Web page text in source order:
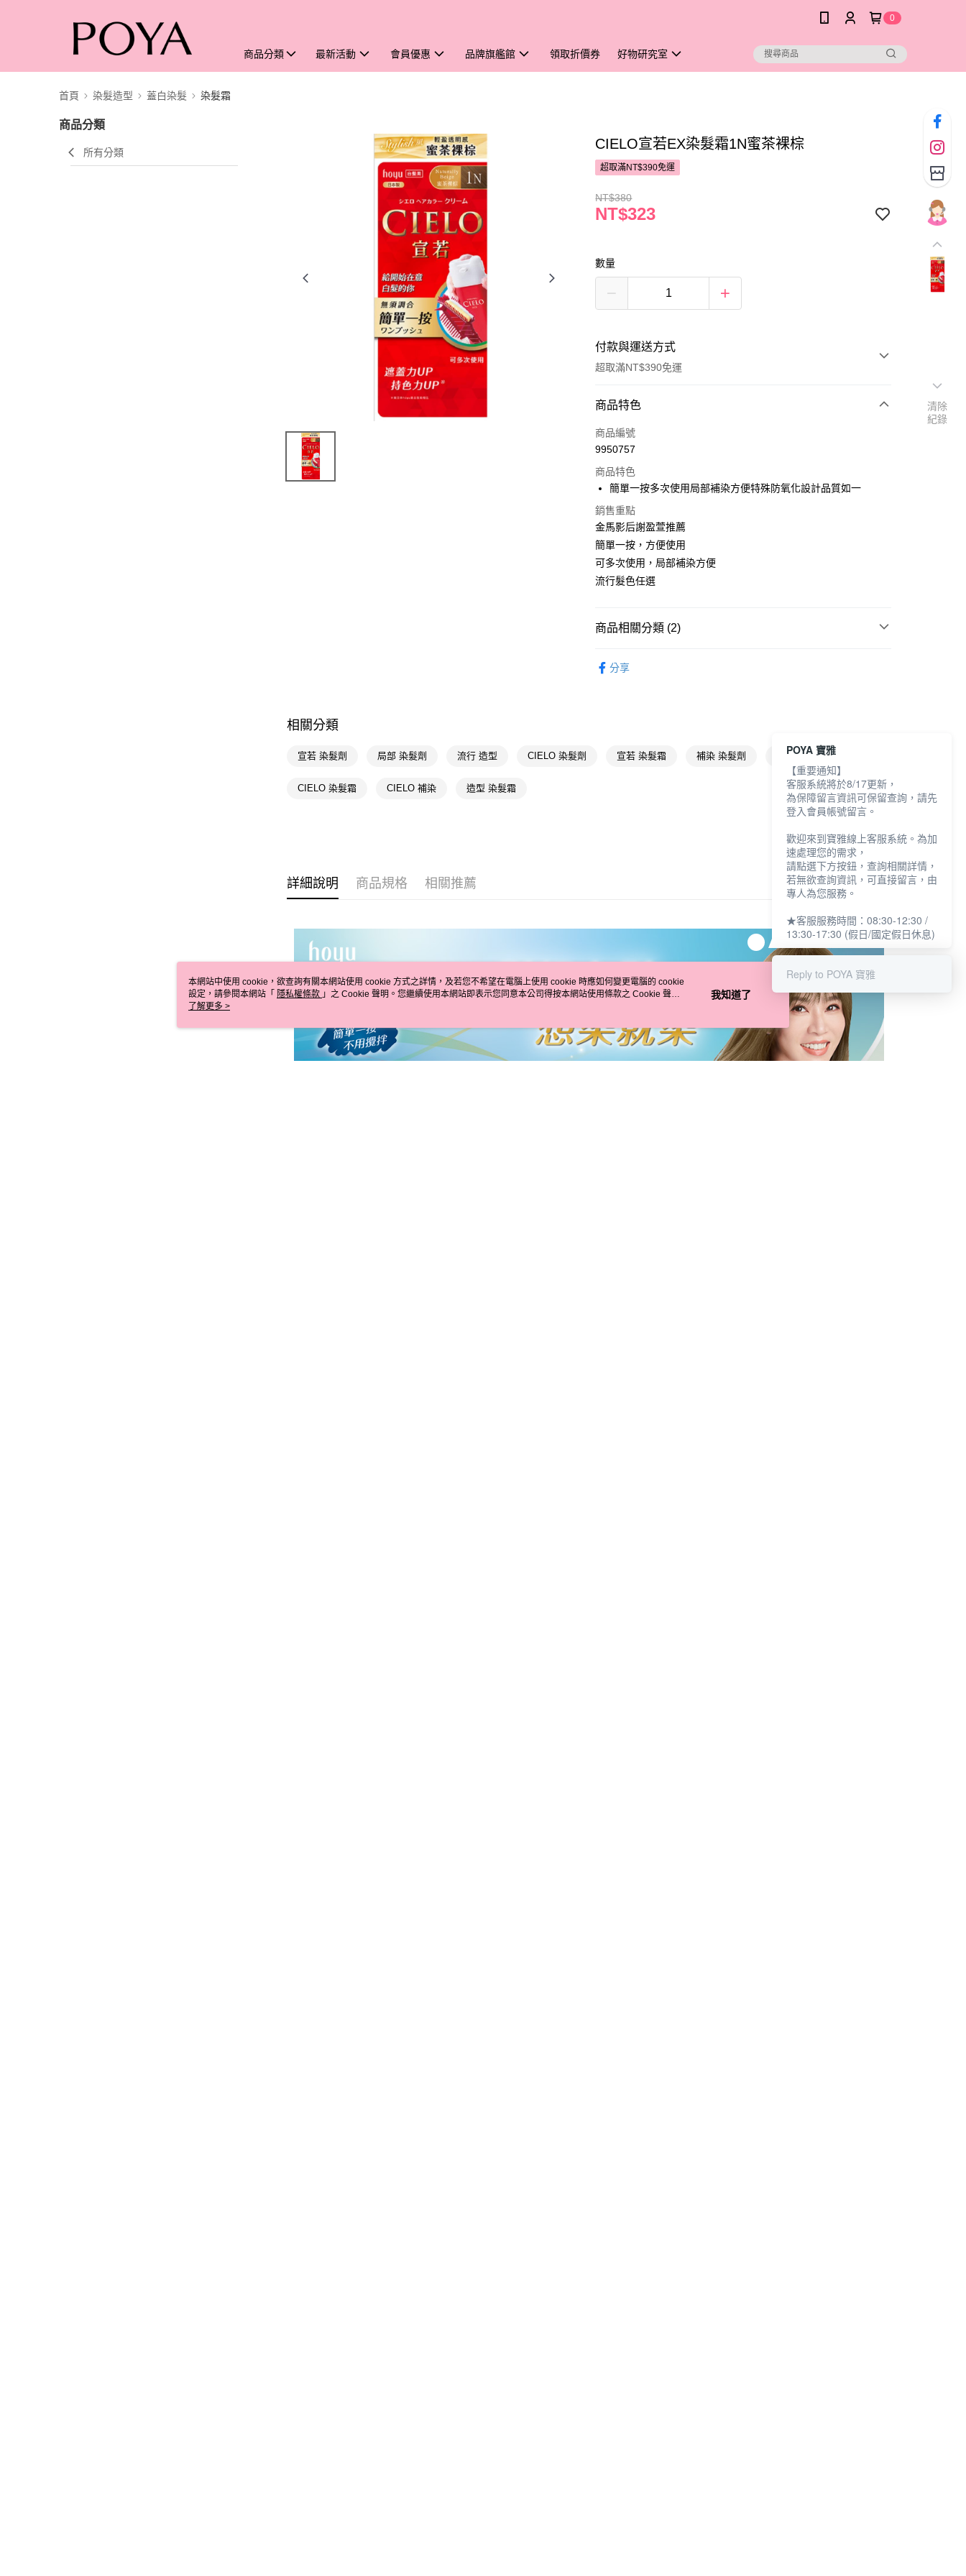
0
商品分類 最新活動 會員優惠 品牌旗艦館 領取折價券 好物研究室
首頁 染髮造型 蓋白染髮 染髮霜
商品分類
所有分類
CIELO宣若EX染髮霜1N蜜茶裸棕
超取滿NT$390免運
NT$380
NT$323
數量
付款與運送方式
超取滿NT$390免運
付款方式
POYA支付
超商取貨付款
LINE Pay
街口支付
相關說明
【關於「AFTEE先享後付」】
１．於結帳方式選擇「AFTEE先享後付」後，將跳轉至「AFTEE先享後
付」結帳頁面，進行簡訊認證並確認金額後，即可完成結帳。
３．收到繳費通知簡訊後14天內，點擊此簡訊中的連結，可透過四大超商
※ 請注意：結帳手續完成當下不需立刻繳費，但若您需要取消訂單，請聯
絡購買商品的店家。未經商家同意取消之訂單仍視為有效，需透過AFTEE
※ 交易是否成功請以「AFTEE先享後付 」之結帳頁面顯示為準，若有關於
是否繳費成功／繳費後需取消欲退款等相關疑問，請聯繫「AFTEE先享後
１．透過由恩沛科技股份有限公司提供之「AFTEE先享後付」服務完成之
交易，需依本服務之必要範圍內提供個人資料，並將交易相關給付款項請
２．關於個人資料處理事宜，請瀏覽以下網址：
https://aftee.tw/terms/#terms3
３．未成年的使用者請事先徵得法定代理人或監護人之同意方可使用
「AFTEE先享後付」，若未經同意申辦者引起之損失，本公司不負相關責
任。
４．使用「AFTEE先享後付」時，將依據個別帳號之用戶狀況，依本公司
即時審查核予不同之上限額度；若仍有額度不足之情形，本公司將視審查
全家取貨付款
每筆NT$65，滿NT$490(含以上)免運費
付款後7-11取貨
宅配(本島)
每筆NT$100，滿NT$790(含以上)免運費
商品特色
商品編號
9950757
商品特色
簡單一按多次使用局部補染方便特殊防氧化設計品質如一
銷售重點
金馬影后謝盈萱推薦
簡單一按，方便使用
可多次使用，局部補染方便
流行髮色任選
商品相關分類 (2)
分享
相關分類
宣若 染髮劑 局部 染髮劑 流行 造型 CIELO 染髮劑 宣若 染髮霜 補染 染髮劑 宣若 補染
CIELO 染髮霜 CIELO 補染 造型 染髮霜
詳細說明 商品規格 相關推薦
清除
紀錄
本網站中使用 cookie，欲查詢有關本網站使用 cookie 方式之詳情，及若您不希望在電腦上使用 cookie 時應如何變更電腦的 cookie
設定，請參閱本網站「 隱私權條款 」之 Cookie 聲明。您繼續使用本網站即表示您同意本公司得按本網站使用條款之 Cookie 聲明
使用 cookie。
了解更多 >
我知道了
POYA 寶雅
【重要通知】
客服系統將於8/17更新，
為保障留言資訊可保留查詢，請先
登入會員帳號留言。
歡迎來到寶雅線上客服系統。為加
速處理您的需求，
請點選下方按鈕，查詢相關詳情，
若無欲查詢資訊，可直接留言，由
專人為您服務。
★客服服務時間：08:30-12:30 /
13:30-17:30 (假日/國定假日休息)
Reply to POYA 寶雅